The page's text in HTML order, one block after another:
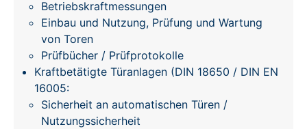
Betriebskraftmessungen
Einbau und Nutzung, Prüfung und Wartung
von Toren
Prüfbücher / Prüfprotokolle
Kraftbetätigte Türanlagen (DIN 18650 / DIN EN
16005:
Sicherheit an automatischen Türen /
Nutzungssicherheit